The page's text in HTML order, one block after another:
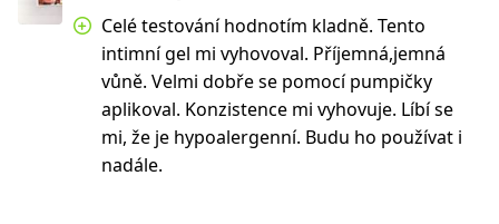
Celé testování hodnotím kladně. Tento
intimní gel mi vyhovoval. Příjemná,jemná
vůně. Velmi dobře se pomocí pumpičky
aplikoval. Konzistence mi vyhovuje. Líbí se
mi, že je hypoalergenní. Budu ho používat i
nadále.